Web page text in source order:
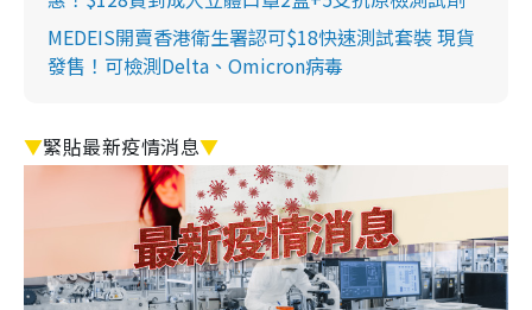
MEDEIS開賣香港衛生署認可$18快速測試套裝 現貨
發售！可檢測Delta、Omicron病毒
▼緊貼最新疫情消息▼